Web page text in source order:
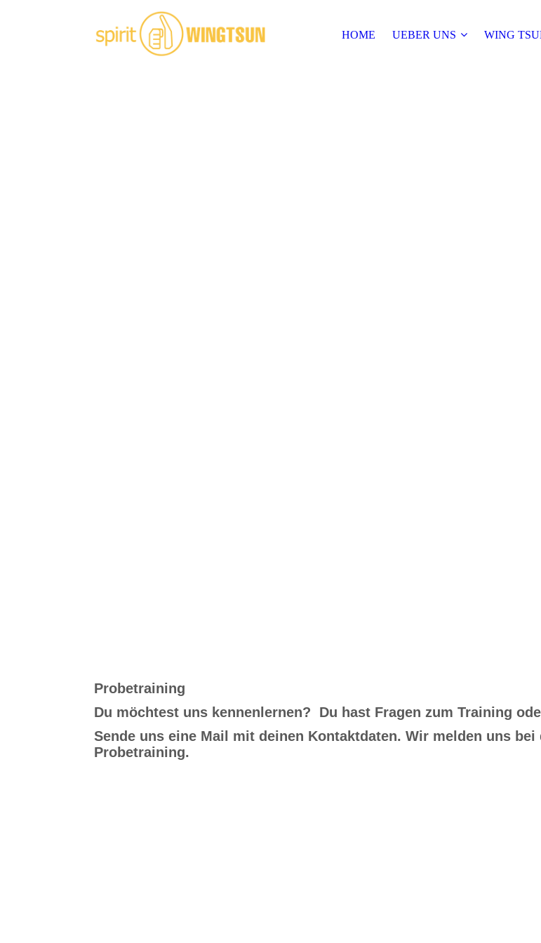
HOME UEBER UNS WING
Probetraining
Du möchtest uns kennenlernen? Du hast Fragen zum Training
Sende uns eine Mail mit deinen Kontaktdaten. Wir melden uns
Probetraining.